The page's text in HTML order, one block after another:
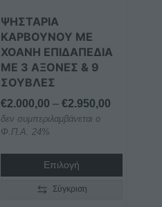
ΨΗΣΤΑΡΙΑ
ΚΑΡΒΟΥΝΟΥ ΜΕ
ΧΟΑΝΗ ΕΠΙΔΑΠΕΔΙΑ
ΜΕ 3 ΑΞΟΝΕΣ & 9
ΣΟΥΒΛΕΣ
€2.000,00 – €2.950,00Price
through
δεν συμπεριλαμβάνεται ο
Φ.Π.Α. 24%
Επιλογή
μπορούν
να
επιλεγούν
στη
σελίδα
του
προϊόντος
Σύγκριση